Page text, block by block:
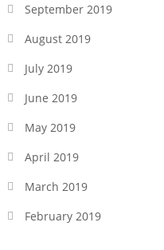
September 2019
August 2019
July 2019
June 2019
May 2019
April 2019
March 2019
February 2019